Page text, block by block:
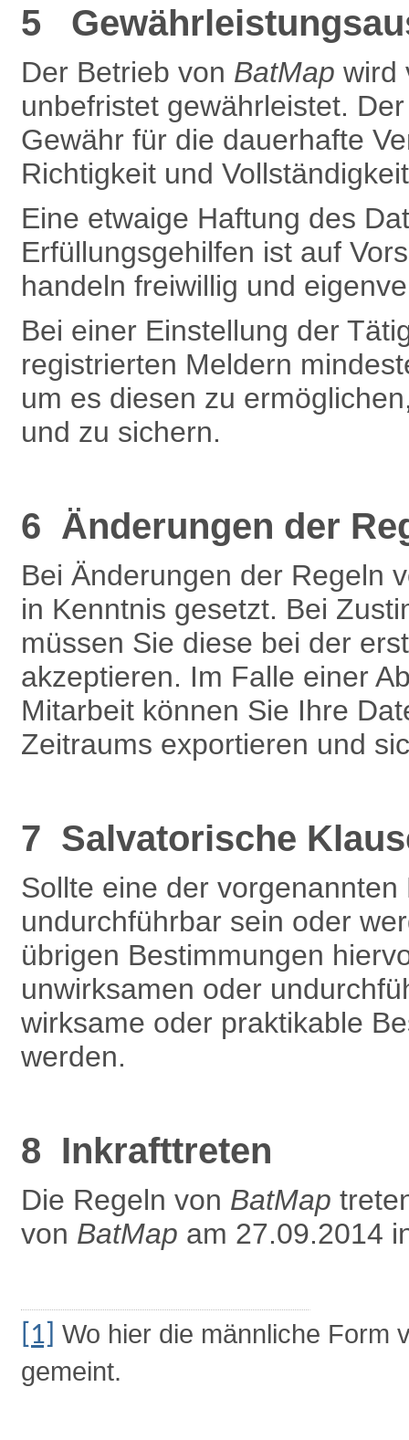
5
Der Betrieb von BatMap wird
unbefristet gewährleistet.
Gewähr für die dauerhafte
Richtigkeit und
Eine etwaige Haftung des
Erfüllungsgehilfen ist auf
handeln freiwillig und
Bei einer Einstellung der
registrierten Meldern
um es diesen zu
und zu sichern.
6 Änderungen der
Bei Änderungen der Regeln
in Kenntnis gesetzt. Bei
müssen Sie diese bei der
akzeptieren. Im Falle einer
Mitarbeit können Sie Ihre
Zeitraums exportieren und
7 Salvatorische
Sollte eine der
undurchführbar sein oder
übrigen Bestimmungen
unwirksamen oder
wirksame oder praktikable
werden.
8 Inkrafttreten
Die Regeln von BatMap
von BatMap am 27.09.2014
[1] Wo hier die männliche Form
gemeint.